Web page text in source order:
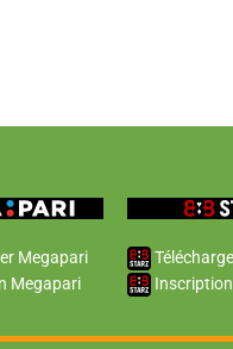
Megapari
Megapari